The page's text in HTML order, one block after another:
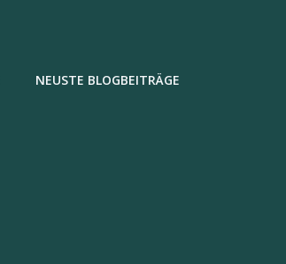
NEUSTE BLOGBEITRÄGE